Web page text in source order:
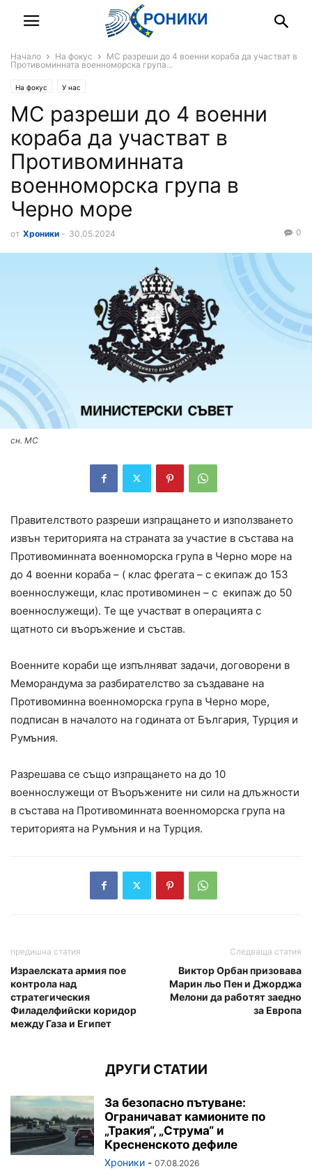
Начало На фокус
МС разреши до 4 военни кораба да участват в
Противоминната военноморска група...
На фокус У нас
МС разреши до 4 военни
кораба да участват в
Противоминната
военноморска група в
Черно море
от Хроники - 30.05.2024 0
сн. МС
Правителството разреши изпращането и използването
извън територията на страната за участие в състава на
Противоминната военноморска група в Черно море на
до 4 военни кораба – ( клас фрегата – с екипаж до 153
военнослужещи, клас противоминен – с екипаж до 50
военнослужещи). Те ще участват в операцията с
щатното си въоръжение и състав.
Военните кораби ще изпълняват задачи, договорени в
Меморандума за разбирателство за създаване на
Противоминна военноморска група в Черно море,
подписан в началото на годината от България, Турция и
Румъния.
Разрешава се също изпращането на до 10
военнослужещи от Въоръжените ни сили на длъжности
в състава на Противоминната военноморска група на
територията на Румъния и на Турция.
предишна статия
Израелската армия пое
контрола над
стратегическия
Филаделфийски коридор
между Газа и Египет
Следваща статия
Виктор Орбан призовава
Марин льо Пен и Джорджа
Мелони да работят заедно
за Европа
ДРУГИ СТАТИИ
За безопасно пътуване:
Ограничават камионите по
„Тракия“, „Струма“ и
Кресненското дефиле
Хроники - 07.08.2026